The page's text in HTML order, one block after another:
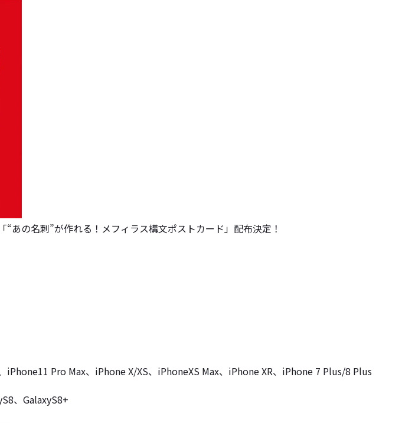
あの名刺”が作れる！メフィラス構文ポストカード」配布決定！
Pro Max、iPhone X/XS、iPhoneXS Max、iPhone XR、iPhone 7 Plus/8 Plus
、GalaxyS8+